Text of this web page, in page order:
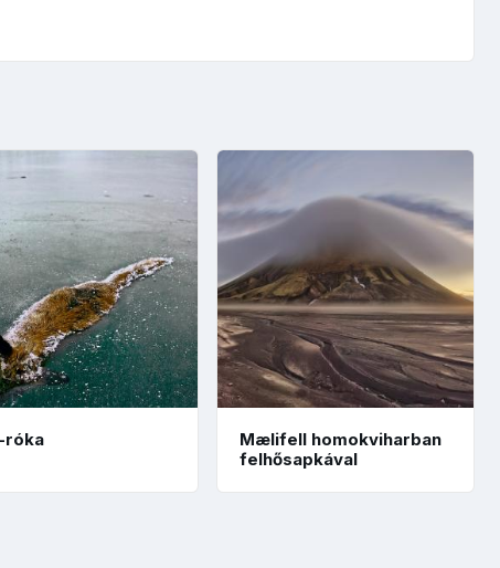
róka
Mælifell homokviharban
felhősapkával